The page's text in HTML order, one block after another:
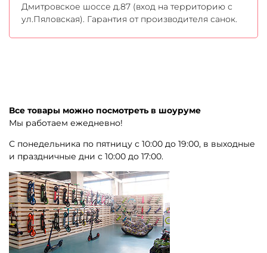
Дмитровское шоссе д.87 (вход на территорию с
ул.Пяловская). Гарантия от производителя санок.
Все товары можно посмотреть в шоуруме
Мы работаем ежедневно!
С понедельника по пятницу с 10:00 до 19:00, в выходные
и праздничные дни с 10:00 до 17:00.